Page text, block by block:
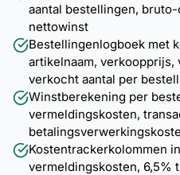
aantal bestellingen,
nettowinst
Bestellingenlogboek met
artikelnaam,
verkocht aantal per
Winstberekening per
vermeldingskosten,
Kostentrackerkolommen
vermeldingskosten, 6,5%